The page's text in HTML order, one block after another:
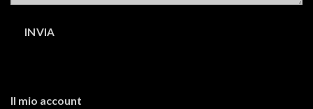
Il mio account